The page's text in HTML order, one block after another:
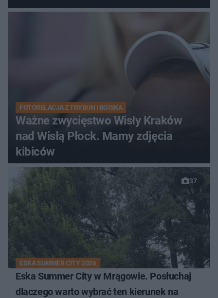
FOTORELACJA Z TRYBUN I BOISKA
Ważne zwycięstwo Wisły Kraków
nad Wisłą Płock. Mamy zdjęcia
kibiców
37
ESKA SUMMER CITY 2026
Eska Summer City w Mrągowie. Posłuchaj
dlaczego warto wybrać ten kierunek na